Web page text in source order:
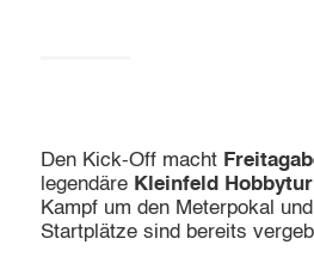
Den Kick-Off macht
legendäre Kleinfeld
Kampf um den Meterpokal
Startplätze sind bereits